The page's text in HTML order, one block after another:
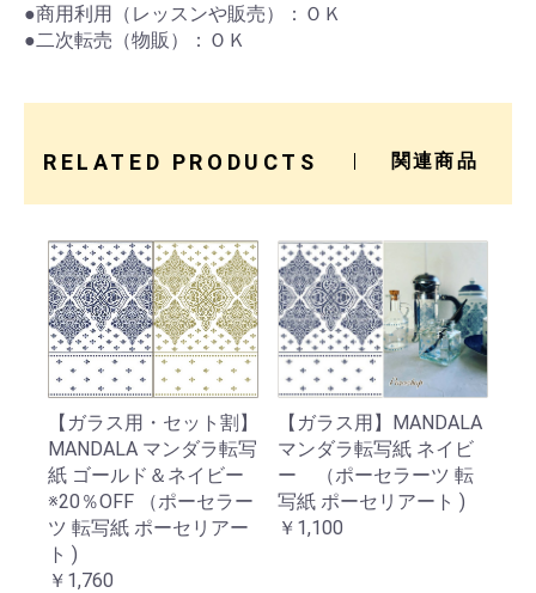
●商用利用（レッスンや販売）：ＯＫ
●二次転売（物販）：ＯＫ
RELATED PRODUCTS 関連商品
【ガラス用・セット割】
MANDALA マンダラ転写
紙 ゴールド＆ネイビー
※20％OFF （ポーセラー
ツ 転写紙 ポーセリアー
ト )
￥1,760
【ガラス用】MANDALA
マンダラ転写紙 ネイビ
ー （ポーセラーツ 転
写紙 ポーセリアート )
￥1,100